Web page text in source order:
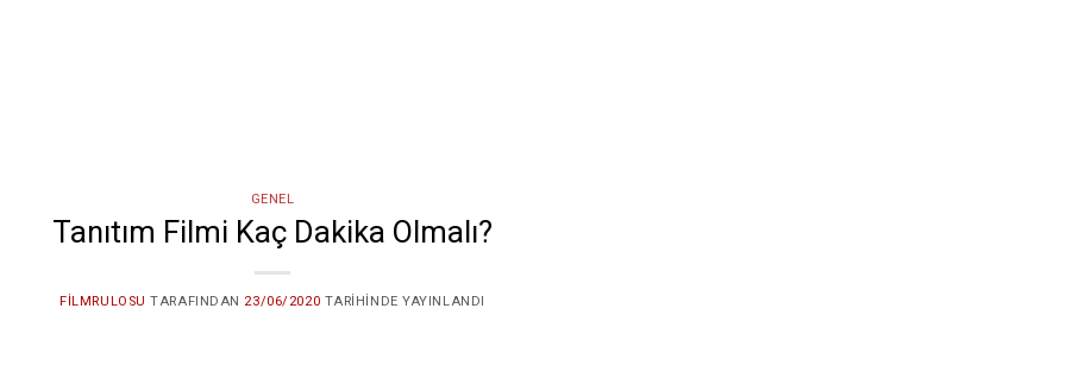
GENEL
Tanıtım Filmi Kaç Dakika Olmalı?
FILMRULOSU TARAFINDAN 23/06/2020 TARIHINDE YAYINLANDI